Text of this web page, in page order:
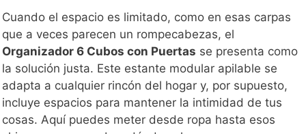
Cuando el espacio es limitado, como en esas carpas
que a veces parecen un rompecabezas, el
Organizador 6 Cubos con Puertas se presenta como
la solución justa. Este estante modular apilable se
adapta a cualquier rincón del hogar y, por supuesto,
incluye espacios para mantener la intimidad de tus
cosas. Aquí puedes meter desde ropa hasta esos